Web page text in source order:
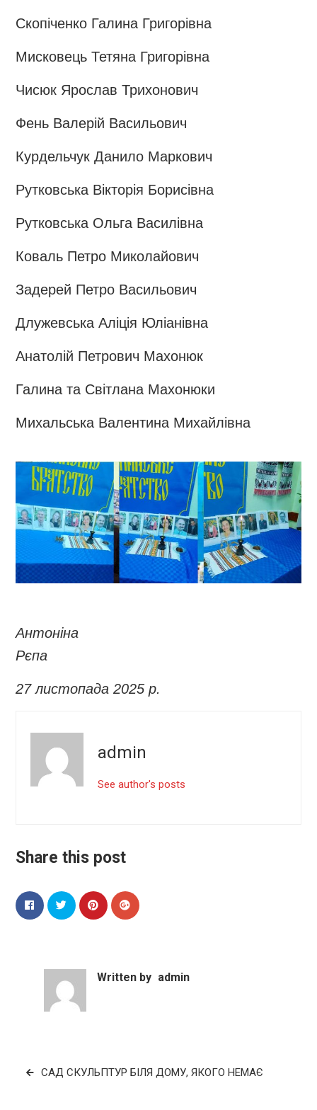
Скопіченко Галина Григорівна
Мисковець Тетяна Григорівна
Чисюк Ярослав Трихонович
Фень Валерій Васильович
Курдельчук Данило Маркович
Рутковська Вікторія Борисівна
Рутковська Ольга Василівна
Коваль Петро Миколайович
Задерей Петро Васильович
Длужевська Аліція Юліанівна
Анатолій Петрович Махонюк
Галина та Світлана Махонюки
Михальська Валентина Михайлівна
Антоніна
Рєпа
27 листопада 2025 р.
admin
See author's posts
Share this post
Written by admin
Навігація
САД СКУЛЬПТУР БІЛЯ ДОМУ, ЯКОГО НЕМАЄ